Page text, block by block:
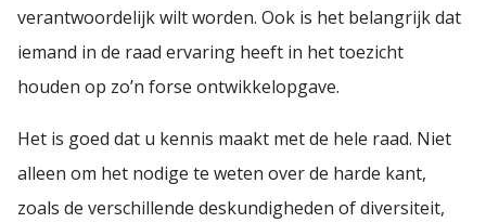
verantwoordelijk wilt worden. Ook is het belangrijk dat
iemand in de raad ervaring heeft in het toezicht
houden op zo’n forse ontwikkelopgave.
Het is goed dat u kennis maakt met de hele raad. Niet
alleen om het nodige te weten over de harde kant,
zoals de verschillende deskundigheden of diversiteit,